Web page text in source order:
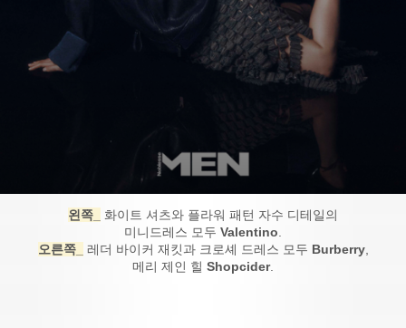
왼쪽_
화이트 셔츠와 플라워 패턴 자수 디테일의
미니드레스 모두 Valentino
오른쪽_
레더 바이커 재킷과 크로셰 드레스 모두 Burberry,
메리 제인 힐 Shopcider.